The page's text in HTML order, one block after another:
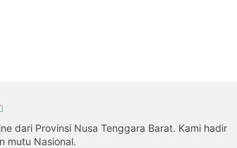
dari Provinsi Nusa Tenggara Barat. Kami hadir
mutu Nasional.